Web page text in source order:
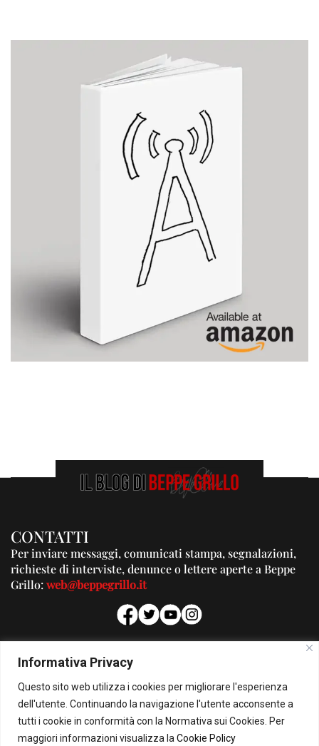
Informativa Privacy
Questo sito web utilizza i cookies per migliorare l'esperienza
dell'utente. Continuando la navigazione l'utente acconsente a
tutti i cookie in conformità con la Normativa sui Cookies. Per
maggiori informazioni visualizza la Cookie Policy
CONTATTI
Per inviare messaggi, comunicati stampa, segnalazioni,
richieste di interviste, denunce o lettere aperte a Beppe
Grillo:web@beppegrillo.it
PUBBLICITA'
Per la tua pubblicità su questo Blog:
pubblicita@beppegrillo.it